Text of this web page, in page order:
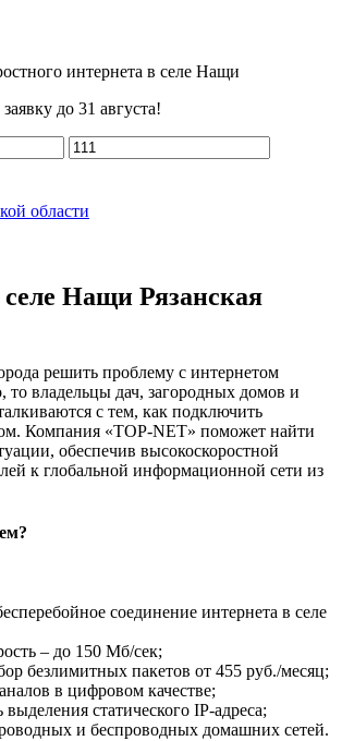
интернета в селе Нащи
до 31 августа!
области
Нащи Рязанская
решить проблему с интернетом
то владельцы дач, загородных домов и
с тем, как подключить
Компания «TOP-NET» поможет найти
обеспечив высокоскоростной
к глобальной информационной сети из
соединение интернета в селе
– до 150 Мб/сек;
безлимитных пакетов от 455 руб./месяц;
в цифровом качестве;
статического IP-адреса;
и беспроводных домашних сетей.